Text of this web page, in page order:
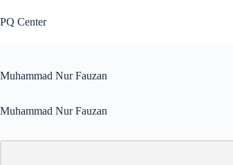
PQ Center
Muhammad Nur Fauzan
Muhammad Nur Fauzan